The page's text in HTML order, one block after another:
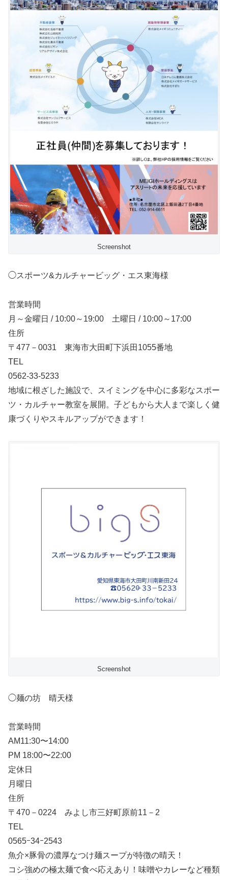
Screenshot
◯スポーツ&カルチャービッグ・エス東海様
営業時間
月～金曜日 / 10:00～19:00 土曜日 / 10:00～17:00
住所
〒477－0031 東海市大田町下浜田1055番地
TEL
0562-33-5233
地域に根ざした施設で、スイミングを中心に多彩なスポー
ツ・カルチャー教室を展開。子どもから大人まで楽しく健
康づくりやスキルアップができます！
Screenshot
◯麺の坊 晴天様
営業時間
AM11:30〜14:00
PM 18:00〜22:00
定休日
月曜日
住所
〒470－0224 みよし市三好町原前11－2
TEL
0565ｰ34ｰ2543
魚介×豚骨の濃厚なつけ麺スープが特徴の晴天！
コシ強めの極太麺で食べ応えあり！味噌やカレーなど種類